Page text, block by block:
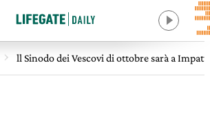
ll Sinodo dei Vescovi di ottobre sarà a